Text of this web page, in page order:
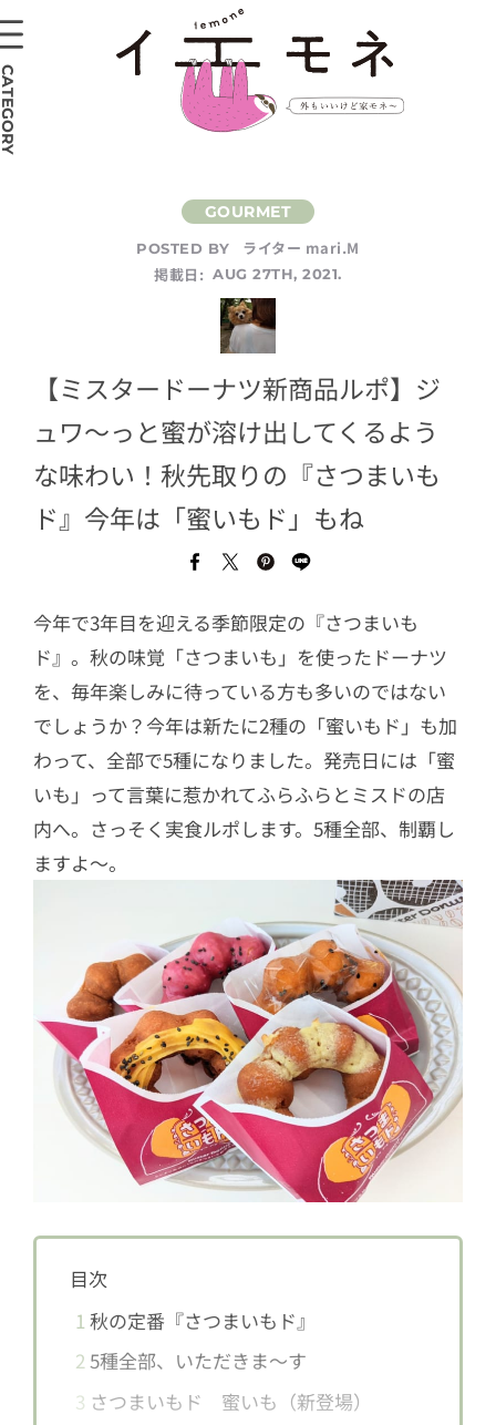
POSTED BY
ライター mari.M
掲載日: AUG 27TH, 2021.
【ミスタードーナツ新商品ルポ】ジ
ュワ〜っと蜜が溶け出してくるよう
な味わい！秋先取りの『さつまいも
ド』今年は「蜜いもド」もね
今年で3年目を迎える季節限定の『さつまいも
ド』。秋の味覚「さつまいも」を使ったドーナツ
を、毎年楽しみに待っている方も多いのではない
でしょうか？今年は新たに2種の「蜜いもド」も加
わって、全部で5種になりました。発売日には「蜜
いも」って言葉に惹かれてふらふらとミスドの店
内へ。さっそく実食ルポします。5種全部、制覇し
ますよ～。
目次
1 秋の定番『さつまいもド』
25種全部、いただきま～す
3 さつまいもド 蜜いも（新登場）